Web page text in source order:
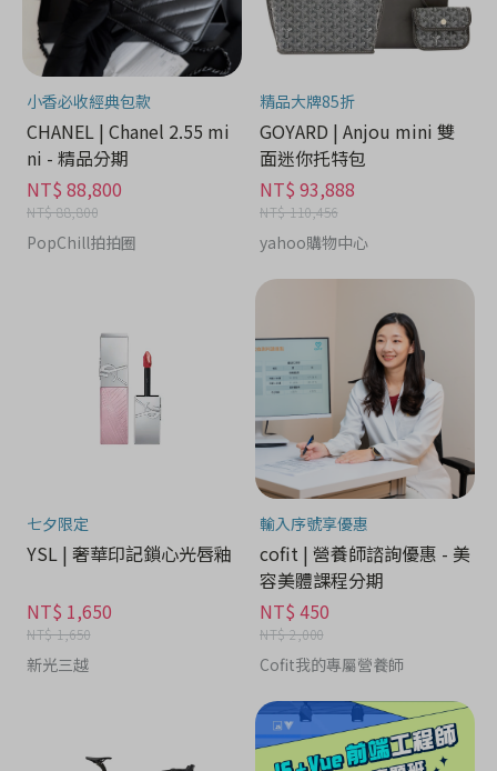
小香必收經典包款
CHANEL | Chanel 2.55 mi
ni - 精品分期
NT$ 88,800
NT$ 88,800
PopChill拍拍圈
精品大牌85折
GOYARD | Anjou mini 雙
面迷你托特包
NT$ 93,888
NT$ 110,456
yahoo購物中心
七夕限定
YSL | 奢華印記鎖心光唇釉
NT$ 1,650
NT$ 1,650
新光三越
輸入序號享優惠
cofit | 營養師諮詢優惠 - 美
容美體課程分期
NT$ 450
NT$ 2,000
Cofit我的專屬營養師